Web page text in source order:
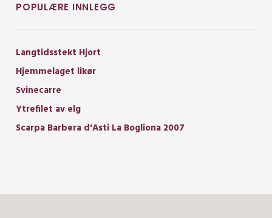
POPULÆRE INNLEGG
Langtidsstekt Hjort
Hjemmelaget likør
Svinecarre
Ytrefilet av elg
Scarpa Barbera d'Asti La Bogliona 2007